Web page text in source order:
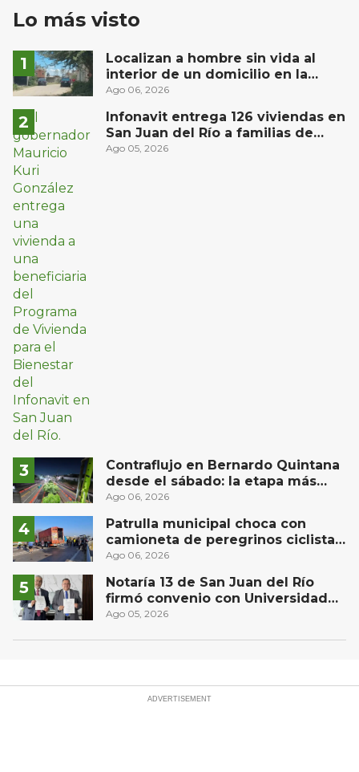
Lo más visto
Localizan a hombre sin vida al
interior de un domicilio en la
comunidad El Rodeo, San Juan del
Ago 06, 2026
Infonavit entrega 126 viviendas en
San Juan del Río a familias de
bajos ingresos
Ago 05, 2026
Contraflujo en Bernardo Quintana
desde el sábado: la etapa más
compleja del operativo vial
Ago 06, 2026
Patrulla municipal choca con
camioneta de peregrinos ciclistas
en la autopista México-Querétaro
Ago 06, 2026
Notaría 13 de San Juan del Río
firmó convenio con Universidad
Privada del Bajío para recibir
Ago 05, 2026